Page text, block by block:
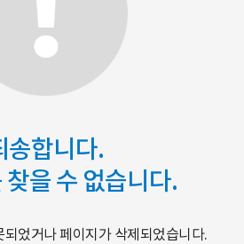
송합니다.
을 수 없습니다.
었거나 페이지가 삭제되었습니다.